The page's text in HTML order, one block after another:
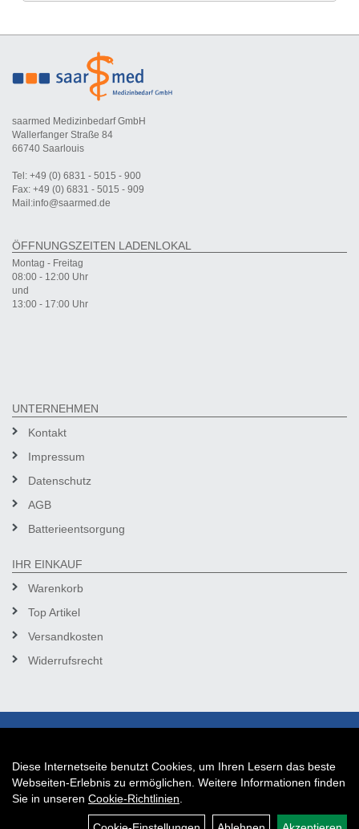
saarmed Medizinbedarf GmbH
Wallerfanger Straße 84
66740 Saarlouis
Tel: +49 (0) 6831 - 5015 - 900
Fax: +49 (0) 6831 - 5015 - 909
Mail:info@saarmed.de
ÖFFNUNGSZEITEN LADENLOKAL
Montag - Freitag
08:00 - 12:00 Uhr
und
13:00 - 17:00 Uhr
UNTERNEHMEN
Kontakt
Impressum
Datenschutz
AGB
Batterieentsorgung
IHR EINKAUF
Warenkorb
Top Artikel
Versandkosten
Widerrufsrecht
Diese Internetseite benutzt Cookies, um Ihren Lesern das beste
Webseiten-Erlebnis zu ermöglichen. Weitere Informationen finden
Sie in unseren Cookie-Richtlinien
Auftrag widerrufen